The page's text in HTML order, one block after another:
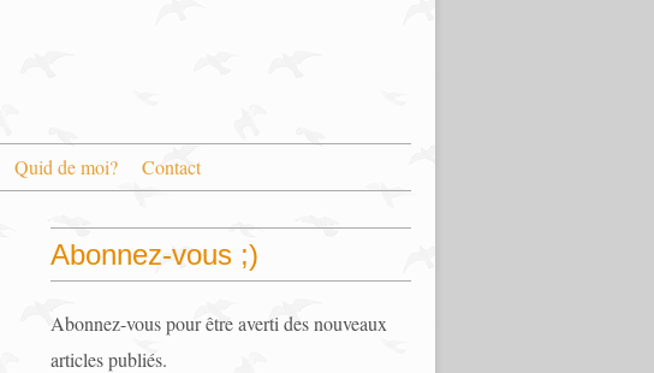
Quid de moi? Contact
Abonnez-vous ;)
Abonnez-vous pour être averti des nouveaux
articles publiés.